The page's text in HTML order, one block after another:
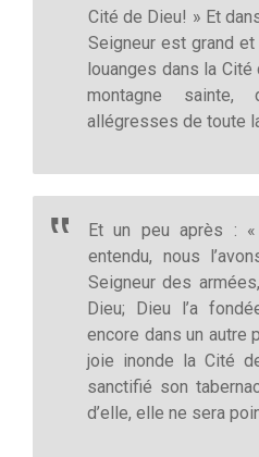
Cité de Dieu! » Et
Seigneur est grand
louanges dans la
montagne
allégresses de toute
Et un peu après :
entendu, nous
Seigneur des
Dieu; Dieu l’a
encore dans un autre
joie inonde la Cité
sanctifié son
d’elle, elle ne sera